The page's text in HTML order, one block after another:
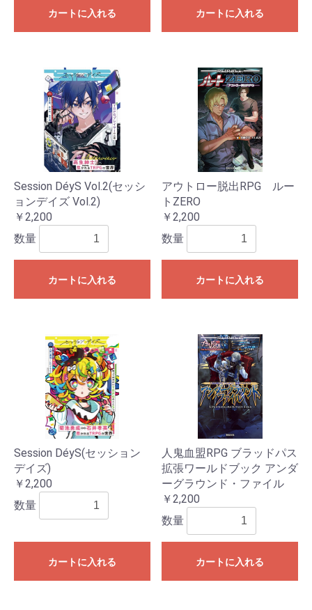
カートに入れる カートに入れる
Session DéyS Vol.2(セッシ
ョンデイズ Vol.2)
￥2,200
数量
カートに入れる
アウトロー脱出RPG ルー
トZERO
￥2,200
数量
カートに入れる
Session DéyS(セッション
デイズ)
￥2,200
数量
カートに入れる
人鬼血盟RPG ブラッドパス
拡張ワールドブック アンダ
ーグラウンド・ファイル
￥2,200
数量
カートに入れる